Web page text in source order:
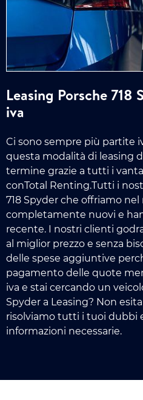
Leasing Porsche
iva
Ci sono sempre più partite
questa modalità di leasing
termine grazie a tutti i
conTotal Renting.Tutti i
718 Spyder che offriamo
completamente nuovi e
recente. I nostri clienti
al miglior prezzo e senza
delle spese aggiuntive
pagamento delle quote
iva e stai cercando un
Spyder a Leasing? Non
risolviamo tutti i tuoi dubbi
informazioni necessarie.